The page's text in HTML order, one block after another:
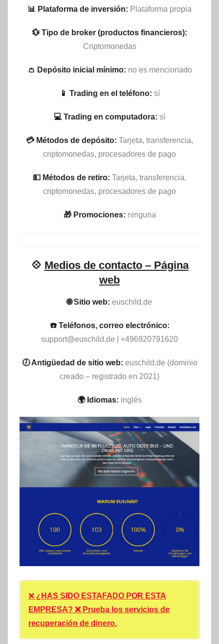
📊 Plataforma de inversión: Plataforma propia
💱 Tipo de broker (productos financieros):
Criptomonedas
👛 Depósito inicial mínimo: no es mencionado
📱 Trading en el teléfono: sí
💻 Trading en computadora: sí
💳 Métodos de depósito: Tarjeta, transferencia,
criptomonedas, procesadores de pago
💵​ Métodos de retiro: Tarjeta, transferencia,
criptomonedas, procesadores de pago
🎁 Promociones: ninguna
💠 Medios de contacto – Página
web
🌐 Sitio web: euschild.de
☎️ Teléfonos, correo electrónico:
support@euschild.de | +496920791620
🕖 Antigüedad de sitio web: euschild.de (dominio
creado – registrado en 2021)
🌍 Idiomas: inglés
❌ ¿HAS SIDO ESTAFADO POR ESTA
EMPRESA? ❌ Prueba los servicios de
recuperación de dinero.